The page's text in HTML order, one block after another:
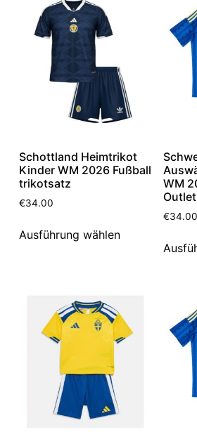
Schottland Heimtrikot
Kinder WM 2026 Fußball
trikotsatz
€34.00
Ausführung wählen
WM
Outlet
€34.00